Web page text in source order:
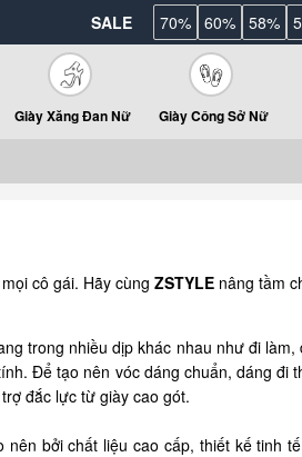
SALE 70% 60% 58%
Giày Xăng Đan Nữ Giày Công Sở Nữ
cô gái. Hãy cùng ZSTYLE nâng tầm
trong nhiều dịp khác nhau như đi
Để tạo nên vóc dáng chuẩn, dáng đi
đắc lực từ giày cao gót.
nên bởi chất liệu cao cấp, thiết kế tinh